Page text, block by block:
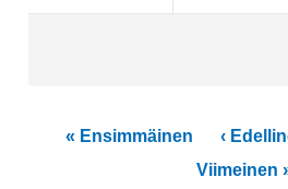
« Ensimmäinen ‹
Viimeinen